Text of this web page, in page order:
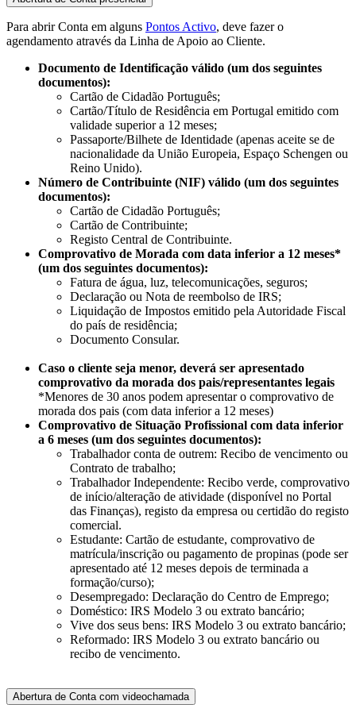
Para abrir Conta em alguns Pontos Activo, deve fazer o
agendamento através da Linha de Apoio ao Cliente.
Documento de Identificação válido (um dos seguintes
documentos):​
Cartão de Cidadão Português;
Cartão/Título de Residência em Portugal emitido com
validade superior a 12 meses;
Passaporte/Bilhete de Identidade (apenas aceite se de
nacionalidade da União Europeia, Espaço Schengen ou
Reino Unido)​.
Número de Contribuinte (NIF) válido (um dos seguintes
documentos):​​
Cartão de Cidadão Português;
Cartão de Contribuinte;
Registo Central de Contribuinte.​
Comprovativo de Morada com data inferior a 12 meses*
(um dos seguintes documentos):​
Fatura de água, luz, telecomunicações, seguros;​
Declaração ou Nota de reembolso de IRS;
Liquidação de Impostos emitido pela Autoridade Fiscal
do país de residência;​
Documento Consular.
Caso o cliente seja menor, deverá ser apresentado
comprovativo da morada dos pais/representantes legais​​
*Menores de 30 anos podem apresentar o comprovativo de
morada dos pais (com data inferior a 12 meses)
Comprovativo de Situação Profissional com data inferior
a 6 meses (um dos seguintes documentos):​
Trabalhador conta de outrem: Recibo de vencimento ou
Contrato de trabalho;​​
Trabalhador Independente: Recibo verde, comprovativo
de início/alteração de atividade (disponível no Portal
das Finanças), registo da empresa ou certidão do registo
comercial.
Estudante: Cartão de estudante, comprovativo de
matrícula/inscrição ou pagamento de propinas (pode ser
apresentado até 12 meses depois de terminada a
formação/curso);​
Desempregado: Declaração do Centro de Emprego;​​
Doméstico: IRS Modelo 3 ou extrato bancário;
Vive dos seus bens: IRS Modelo 3 ou extrato bancário;
Reformado: IRS Modelo 3 ou extrato bancário ou
recibo de vencimento.
Abertura de Conta com videochamada